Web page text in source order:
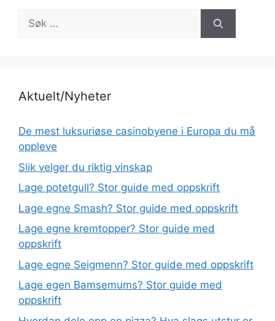
Søk
etter:
Aktuelt/Nyheter
De mest luksuriøse casinobyene i Europa du må
oppleve
Slik velger du riktig vinskap
Lage potetgull? Stor guide med oppskrift
Lage egne Smash? Stor guide med oppskrift
Lage egne kremtopper? Stor guide med
oppskrift
Lage egne Seigmenn? Stor guide med oppskrift
Lage egen Bamsemums? Stor guide med
oppskrift